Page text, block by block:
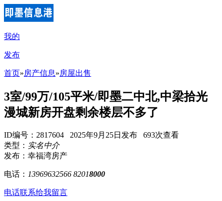
我的
发布
首页»房产信息»房屋出售
3室/99万/105平米/即墨二中北,中梁拾光
漫城新房开盘剩余楼层不多了
ID编号：2817604 2025年9月25日发布 693次查看
类型： 实名中介
发布：幸福湾房产
电话： 13969632566 82018000
电话联系给我留言